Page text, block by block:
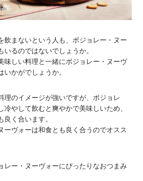
飲まないという人も、ボジョレー・ヌー
いるのではないでしょうか。
味しい料理と一緒にボジョレー・ヌーヴ
いかがでしょうか。
理のイメージが強いですが、ボジョレ
冷やして飲むと爽やかで美味しいため、
良く合います。
ーヴォーは和食とも良く合うのでオスス
レー・ヌーヴォーにぴったりなおつまみ